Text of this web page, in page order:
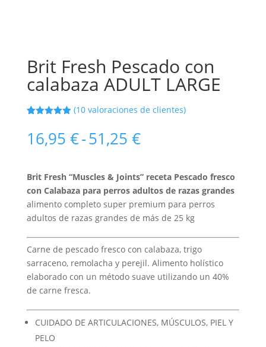
Brit Fresh Pescado con
calabaza ADULT LARGE
5 en base
clientes
(10 valoraciones de clientes)
16,95 €-51,25 €Rango
de
desde
16,95 €
hasta
51,25 €
Brit Fresh “Muscles & Joints” receta Pescado fresco
con Calabaza para perros adultos de razas grandes
alimento completo super premium para perros
adultos de razas grandes de más de 25 kg
Carne de pescado fresco con calabaza, trigo
sarraceno, remolacha y perejil. Alimento holístico
elaborado con un método suave utilizando un 40%
de carne fresca.
CUIDADO DE ARTICULACIONES, MÚSCULOS, PIEL Y
PELO